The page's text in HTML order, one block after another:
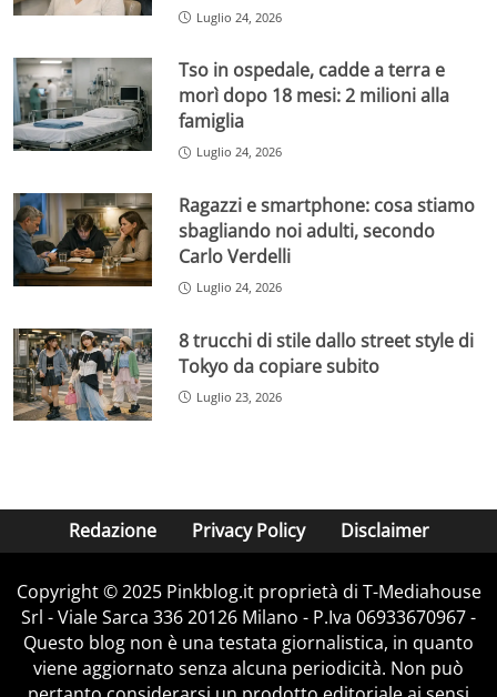
Luglio 24, 2026
Tso in ospedale, cadde a terra e
morì dopo 18 mesi: 2 milioni alla
famiglia
Luglio 24, 2026
Ragazzi e smartphone: cosa stiamo
sbagliando noi adulti, secondo
Carlo Verdelli
Luglio 24, 2026
8 trucchi di stile dallo street style di
Tokyo da copiare subito
Luglio 23, 2026
Redazione Privacy Policy Disclaimer
Copyright © 2025 Pinkblog.it proprietà di T-Mediahouse
Srl - Viale Sarca 336 20126 Milano - P.Iva 06933670967 -
Questo blog non è una testata giornalistica, in quanto
viene aggiornato senza alcuna periodicità. Non può